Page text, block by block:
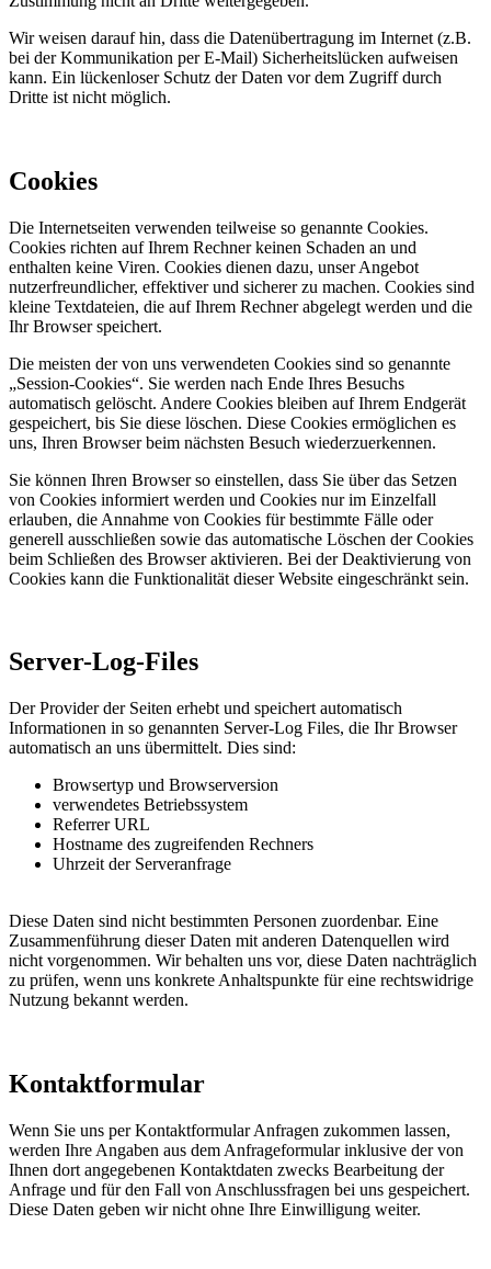
Wir weisen darauf hin, dass die Datenübertragung im Internet (z.B.
bei der Kommunikation per E-Mail) Sicherheitslücken aufweisen
kann. Ein lückenloser Schutz der Daten vor dem Zugriff durch
Dritte ist nicht möglich.
Cookies
Die Internetseiten verwenden teilweise so genannte Cookies.
Cookies richten auf Ihrem Rechner keinen Schaden an und
enthalten keine Viren. Cookies dienen dazu, unser Angebot
nutzerfreundlicher, effektiver und sicherer zu machen. Cookies sind
kleine Textdateien, die auf Ihrem Rechner abgelegt werden und die
Ihr Browser speichert.
Die meisten der von uns verwendeten Cookies sind so genannte
„Session-Cookies“. Sie werden nach Ende Ihres Besuchs
automatisch gelöscht. Andere Cookies bleiben auf Ihrem Endgerät
gespeichert, bis Sie diese löschen. Diese Cookies ermöglichen es
uns, Ihren Browser beim nächsten Besuch wiederzuerkennen.
Sie können Ihren Browser so einstellen, dass Sie über das Setzen
von Cookies informiert werden und Cookies nur im Einzelfall
erlauben, die Annahme von Cookies für bestimmte Fälle oder
generell ausschließen sowie das automatische Löschen der Cookies
beim Schließen des Browser aktivieren. Bei der Deaktivierung von
Cookies kann die Funktionalität dieser Website eingeschränkt sein.
Server-Log-Files
Der Provider der Seiten erhebt und speichert automatisch
Informationen in so genannten Server-Log Files, die Ihr Browser
automatisch an uns übermittelt. Dies sind:
Browsertyp und Browserversion
verwendetes Betriebssystem
Referrer URL
Hostname des zugreifenden Rechners
Uhrzeit der Serveranfrage
Diese Daten sind nicht bestimmten Personen zuordenbar. Eine
Zusammenführung dieser Daten mit anderen Datenquellen wird
nicht vorgenommen. Wir behalten uns vor, diese Daten nachträglich
zu prüfen, wenn uns konkrete Anhaltspunkte für eine rechtswidrige
Nutzung bekannt werden.
Kontaktformular
Wenn Sie uns per Kontaktformular Anfragen zukommen lassen,
werden Ihre Angaben aus dem Anfrageformular inklusive der von
Ihnen dort angegebenen Kontaktdaten zwecks Bearbeitung der
Anfrage und für den Fall von Anschlussfragen bei uns gespeichert.
Diese Daten geben wir nicht ohne Ihre Einwilligung weiter.